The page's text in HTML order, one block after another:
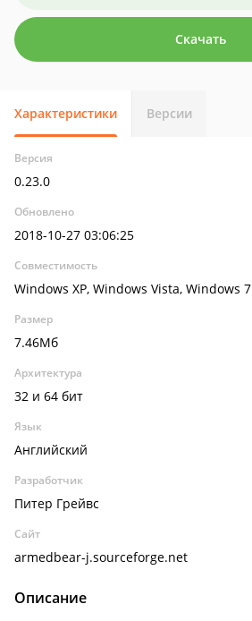
Скачать
Характеристики Версии
Версия
0.23.0
Обновлено
2018-10-27 03:06:25
Совместимость
Windows XP, Windows Vista, Windows 7
Размер
7.46Мб
Архитектура
32 и 64 бит
Язык
Английский
Разработчик
Питер Грейвс
Сайт
armedbear-j.sourceforge.net
Описание